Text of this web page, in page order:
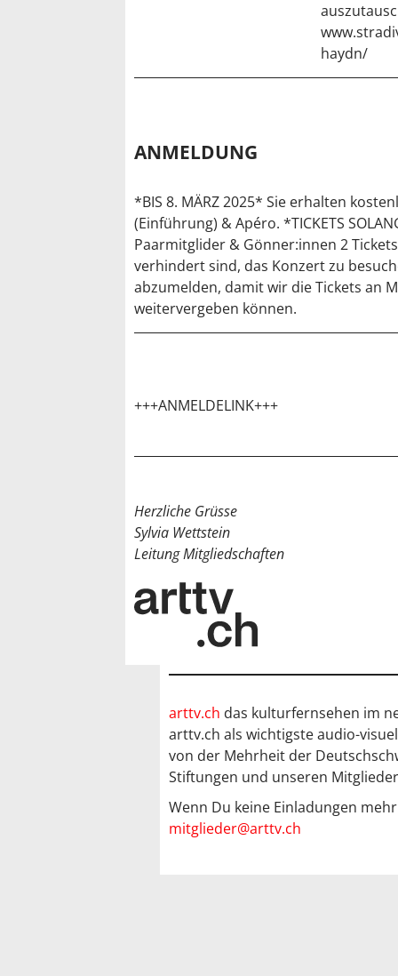
haydn/
ANMELDUNG
*BIS 8. MÄRZ 2025* Sie erhalten
(Einführung) & Apéro. *TICKETS
Paarmitglider & Gönner:innen 2
verhindert sind, das Konzert zu
abzumelden, damit wir die Tickets an
weitervergeben können.
+++ANMELDELINK+++
Herzliche Grüsse
Sylvia Wettstein
Leitung Mitgliedschaften
arttv.ch das kulturfernsehen im
arttv.ch als wichtigste audio-
von der Mehrheit der
Stiftungen und unseren
Wenn Du keine Einladungen
mitglieder@arttv.ch